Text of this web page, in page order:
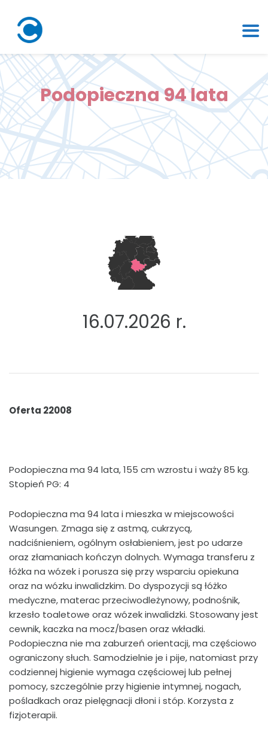
Podopieczna 94 lata
16.07.2026 r.
Oferta 22008
Podopieczna ma 94 lata, 155 cm wzrostu i waży 85 kg.
Stopień PG: 4
Podopieczna ma 94 lata i mieszka w miejscowości
Wasungen. Zmaga się z astmą, cukrzycą,
nadciśnieniem, ogólnym osłabieniem, jest po udarze
oraz złamaniach kończyn dolnych. Wymaga transferu z
łóżka na wózek i porusza się przy wsparciu opiekuna
oraz na wózku inwalidzkim. Do dyspozycji są łóżko
medyczne, materac przeciwodleżynowy, podnośnik,
krzesło toaletowe oraz wózek inwalidzki. Stosowany jest
cewnik, kaczka na mocz/basen oraz wkładki.
Podopieczna nie ma zaburzeń orientacji, ma częściowo
ograniczony słuch. Samodzielnie je i pije, natomiast przy
codziennej higienie wymaga częściowej lub pełnej
pomocy, szczególnie przy higienie intymnej, nogach,
pośladkach oraz pielęgnacji dłoni i stóp. Korzysta z
fizjoterapii.